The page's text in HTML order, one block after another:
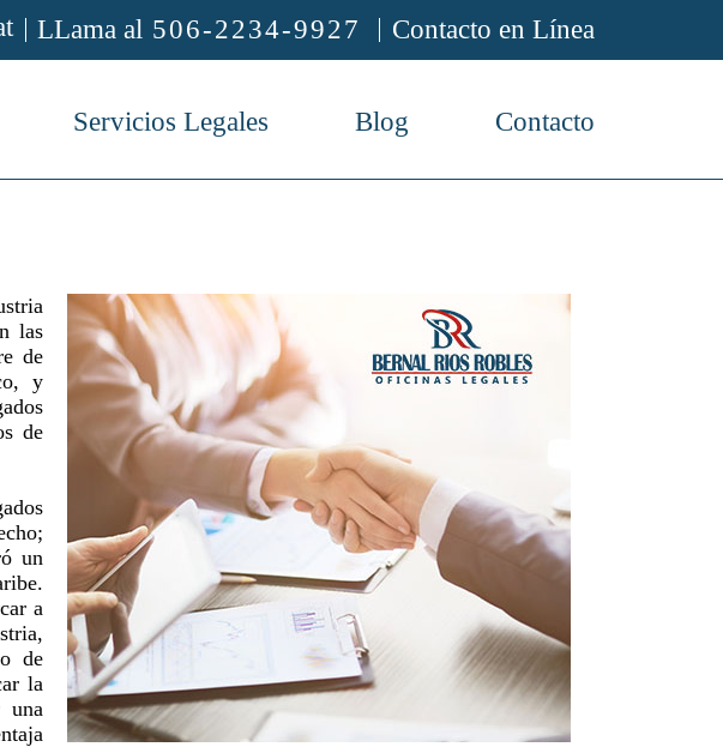
Contacto en Línea
506-2234-9927
LLama al
Servicios Legales Blog Contacto
las
de
y
de
un
a
de
la
una